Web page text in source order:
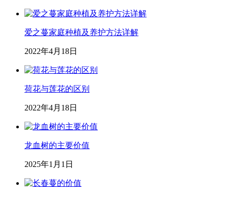
爱之蔓家庭种植及养护方法详解
2022年4月18日
荷花与莲花的区别
2022年4月18日
龙血树的主要价值
2025年1月1日